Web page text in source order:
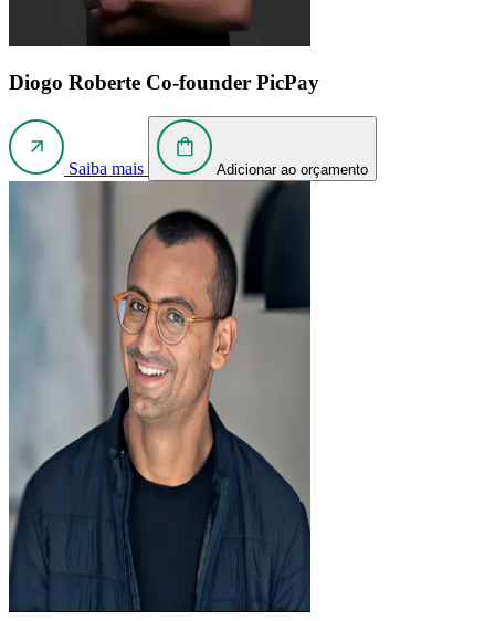
Diogo Roberte Co-founder PicPay
Saiba mais Adicionar ao orçamento